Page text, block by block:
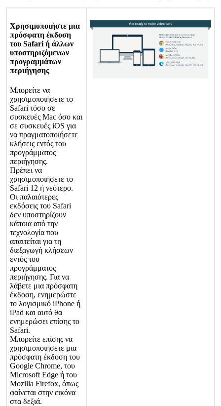
Χρησιμοποιήστε μια
πρόσφατη έκδοση
του Safari ή άλλων
υποστηριζόμενων
προγραμμάτων
περιήγησης
Μπορείτε να
χρησιμοποιήσετε το
Safari τόσο σε
συσκευές Mac όσο και
σε συσκευές iOS για
να πραγματοποιήσετε
κλήσεις εντός του
προγράμματος
περιήγησης.
Πρέπει να
χρησιμοποιήσετε το
Safari 12 ή νεότερο.
Οι παλαιότερες
εκδόσεις του Safari
δεν υποστηρίζουν
κάποια από την
τεχνολογία που
απαιτείται για τη
διεξαγωγή κλήσεων
εντός του
προγράμματος
περιήγησης. Για να
λάβετε μια πρόσφατη
έκδοση, ενημερώστε
το λογισμικό iPhone ή
iPad και αυτό θα
ενημερώσει επίσης το
Safari.
Μπορείτε επίσης να
χρησιμοποιήσετε μια
πρόσφατη έκδοση του
Google Chrome, του
Microsoft Edge ή του
Mozilla Firefox, όπως
φαίνεται στην εικόνα
στα δεξιά.